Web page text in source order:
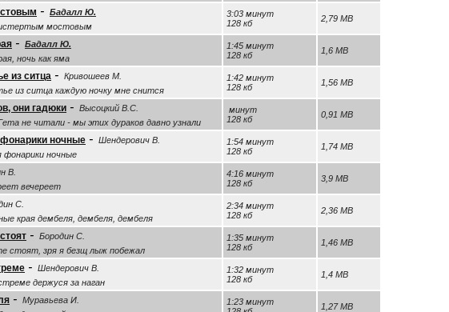
- Бадалл Ю.
мостовым
3:03 минут
128 кб
2,79 MB
- Бадалл Ю.
ночь как яма
1:45 минут
128 кб
1,6 MB
из ситца - Кривошеев М.
из ситца каждую ночку мне снится
1:42 минут
128 кб
1,56 MB
они гадюки - Высоцкий В.С.
не читали - мы этих дураков давно узнали
минут
128 кб
0,91 MB
ночные - Шендерович В.
фонарики ночные
1:54 минут
128 кб
1,74 MB
В.
вечереет
4:16 минут
128 кб
3,9 MB
С.
края дембеля, дембеля, дембеля
2:34 минут
128 кб
2,36 MB
- Бородин С.
стоят, зря я безщ лыж побежал
1:35 минут
128 кб
1,46 MB
- Шендерович В.
держуся за наган
1:32 минут
128 кб
1,4 MB
- Муравьева И.
1:23 минут
1,27 MB